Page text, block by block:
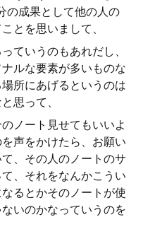
の成果として他の人の
とを思いまして、
ていうのもあれだし、
ルな要素が多いものな
所にあげるというのは
思って、
ノート見せてもいいよ
声をかけたら、お願い
、その人のノートのサ
、それをなんかこうい
るとかそのノートが使
いのかなっていうのを